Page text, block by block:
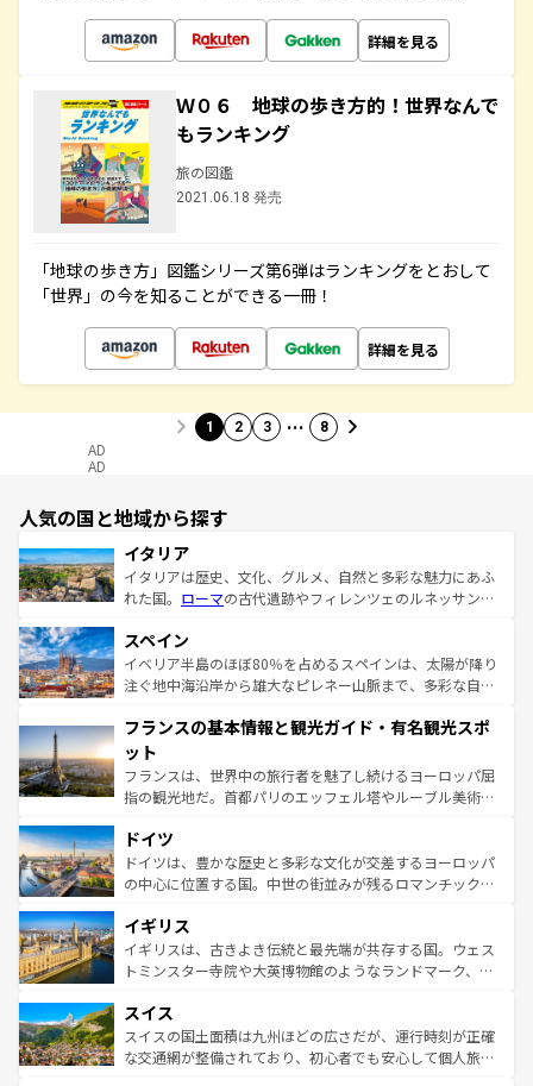
詳細を見る
Ｗ０６ 地球の歩き方的！世界なんで
もランキング
旅の図鑑
2021.06.18 発売
「地球の歩き方」図鑑シリーズ第6弾はランキングをとおして
「世界」の今を知ることができる一冊！
詳細を見る
1 2 3 … 8
AD
AD
人気の国と地域から探す
イタリア
イタリアは歴史、文化、グルメ、自然と多彩な魅力にあふ
れた国。 ローマの古代遺跡やフィレンツェのルネッサンス
ろん、トスカーナの美しい田園風景やアマルフィ海岸の絶
景など、自然景観も見逃せない。観光の合間には、本場の
ピザやパスタなど、絶品のイタリア料理を堪能することも
ませてくれるイタリアで、忘れられない旅をしてみよう！
なお、新着のイタリア情報は
しい。
スペイン
イベリア半島のほぼ80％を占めるスペインは、太陽が降り
注ぐ地中海沿岸から雄大なピレネー山脈まで、多彩な自然
文化が根付くこの国では、情熱的なフラメンコ、熱気あふ
れる闘牛、そして美味しいタパスが生活の一部となってい
る。首都マドリードの洗練された雰囲気や、バルセロナの
アートに溢れた街角から、地方では古代ローマ遺跡や中世
せる。地方によって風土や気候が異なるスペインはその個
性で訪れる人を魅了する。 なお、新着のスペイン情報は コ
ンテンツ一覧を参照してほしい。
フランスの基本情報と観光ガイド・有名観光スポ
ット
フランスは、世界中の旅行者を魅了し続けるヨーロッパ屈
指の観光地だ。首都パリのエッフェル塔やルーブル美術館
で、幅広い魅力が詰まっている。華麗な宮殿、歴史的な大
聖堂、美しいビーチ、そして豊かな自然が、訪れる者を心
から魅了する。また、フランスは美食の国としても知ら
いる。シャンパンの発祥地であるランス、プロヴァンスの
香り高いラベンダー畑など、多彩な楽しみ方が可能だ。さ
らに、パリ以外の地域にも魅力が溢れており、どの街角に
れる地方に足を運ぶとそれぞれで全く異なる文化を体験で
きるだろう。 なお、新着のフランス情報はコンテンツ一覧
を参照してほしい。
ドイツ
ドイツは、豊かな歴史と多彩な文化が交差するヨーロッパ
の中心に位置する国。中世の街並みが残るロマンチック街
顔を持つこの国は、どこを歩いても飽きることがない。ベ
ルリンの文化的活気、バイエルン州のアルプスの絶景、そ
してライン川沿いのワイン畑といった風景は必見。ビール
は、お酒好きな人にはぜひ体験してほしい。 なお、新着の
ドイツ情報はコンテンツ一覧を参照してほしい。
イギリス
イギリスは、古きよき伝統と最先端が共存する国。ウェス
トミンスター寺院や大英博物館のようなランドマーク、歴
リアごとに異なる魅力がある。また、優雅なアフタヌーン
ティー、ビール好きにはたまらない英国パブ、サッカー観
戦など、本場だからこそできる体験も豊富。イギリスを旅
スイス
スイスの国土面積は九州ほどの広さだが、運行時刻が正確
な交通網が整備されており、初心者でも安心して個人旅行